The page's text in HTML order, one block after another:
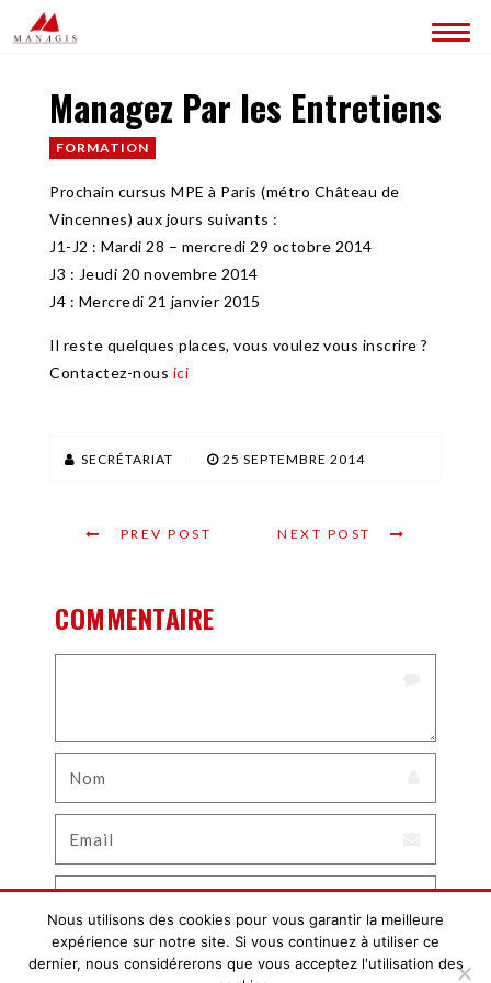
QUI SOMMES-NOUS ?
Managez Par les Entretiens
FORMATION
Prochain cursus MPE à Paris (métro Château de
Vincennes) aux jours suivants :
J1-J2 : Mardi 28 – mercredi 29 octobre 2014
J3 : Jeudi 20 novembre 2014
J4 : Mercredi 21 janvier 2015
Il reste quelques places, vous voulez vous inscrire ?
Contactez-nous ici
SECRÉTARIAT 25 SEPTEMBRE 2014
PREV POST NEXT POST
COMMENTAIRE
Nous utilisons des cookies pour vous garantir la meilleure
expérience sur notre site. Si vous continuez à utiliser ce
dernier, nous considérerons que vous acceptez l'utilisation des